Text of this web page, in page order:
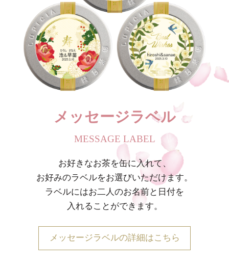
メッセージラベル
MESSAGE LABEL
お好きなお茶を缶に入れて、
お好みのラベルをお選びいただけます。
ラベルにはお二人のお名前と日付を
入れることができます。
メッセージラベルの詳細はこちら